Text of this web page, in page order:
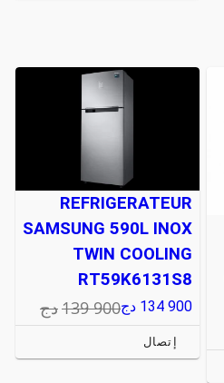
REFRIGERATEUR
SAMSUNG 590L INOX
TWIN COOLING
RT59K6131S8
134 900 دج139 900دج
إتصال